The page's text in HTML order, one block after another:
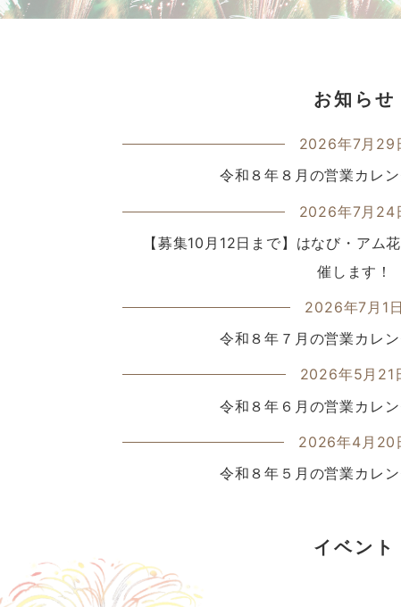
お知らせ
2026年7月29
令和８年８月の営業カレ
2026年7月24
【募集10月12日まで】はなび・アム
催します！
2026年7月1日
令和８年７月の営業カレ
2026年5月21
令和８年６月の営業カレ
2026年4月20
令和８年５月の営業カレ
イベント